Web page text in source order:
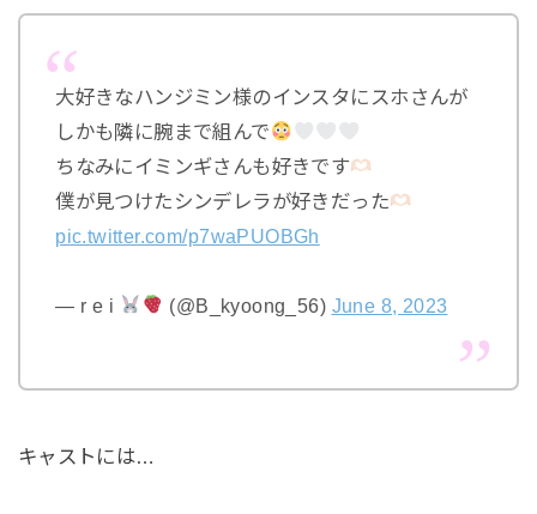
大好きなハンジミン様のインスタにスホさんが
しかも隣に腕まで組んで
ちなみにイミンギさんも好きです
僕が見つけたシンデレラが好きだった
pic.twitter.com/p7waPUOBGh
— r e i (@B_kyoong_56) June 8, 2023
キャストには…